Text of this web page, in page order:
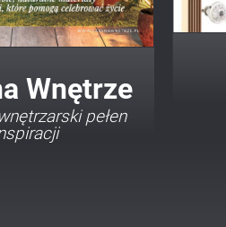
Twój Styl
i inspiracje w
stylach